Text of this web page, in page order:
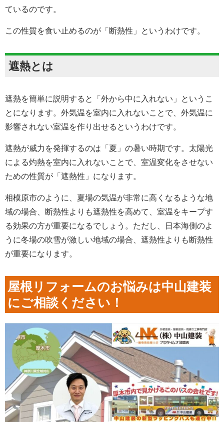
ているのです。
この性質を食い止めるのが「断熱性」というわけです。
遮熱とは
遮熱を簡単に説明すると「外から中に入れない」というこ
とになります。外気温を室内に入れないことで、外気温に
影響されない室温を作り出せるというわけです。
遮熱が威力を発揮するのは「夏」の暑い時期です。太陽光
による灼熱を室内に入れないことで、室温変化をさせない
ための性質が「遮熱性」になります。
相模原市のように、夏場の気温が非常に高くなるような地
域の場合、断熱性よりも遮熱性を高めて、室温をキープす
る効果の方が重要になるでしょう。ただし、日本海側のよ
うに冬場の吹雪が激しい地域の場合、遮熱性よりも断熱性
が重要になります。
屋根リフォームのお悩みは中山建装
にご相談ください！